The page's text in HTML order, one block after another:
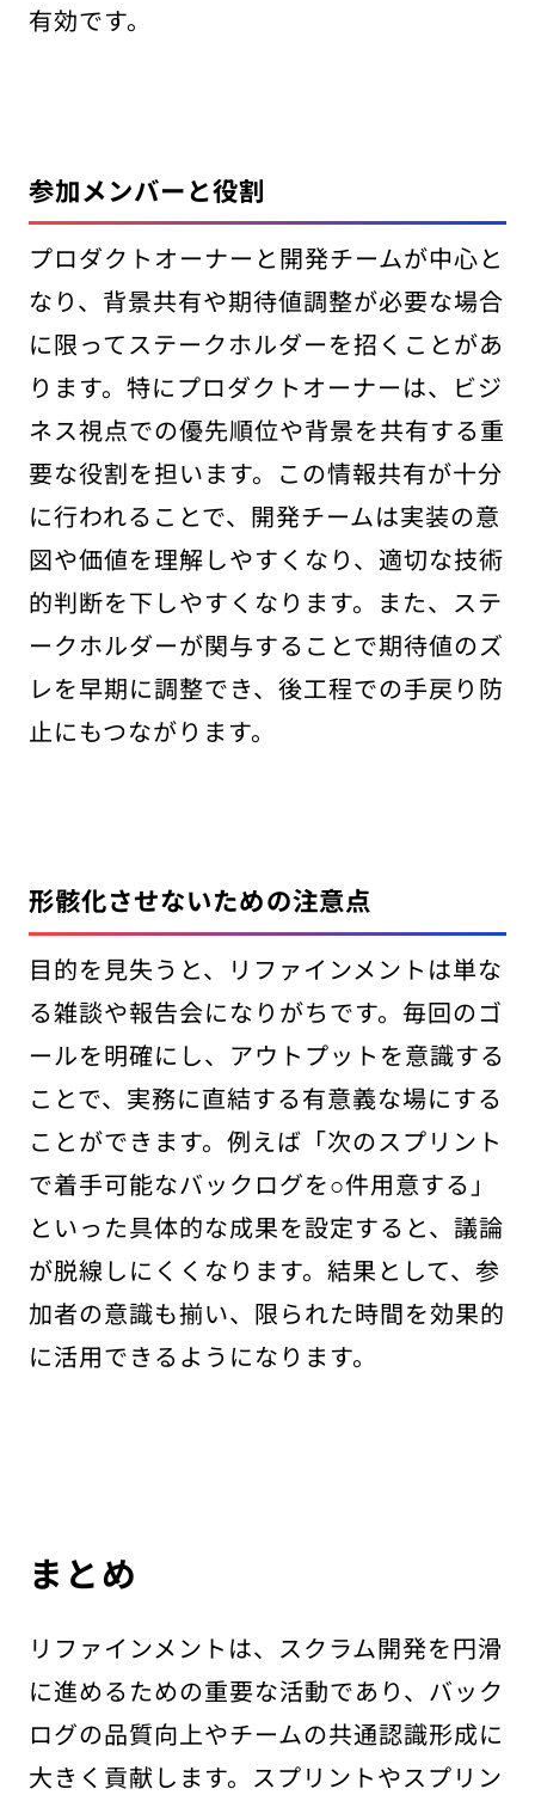
有効です。
参加メンバーと役割
プロダクトオーナーと開発チームが中心と
なり、背景共有や期待値調整が必要な場合
に限ってステークホルダーを招くことがあ
ります。特にプロダクトオーナーは、ビジ
ネス視点での優先順位や背景を共有する重
要な役割を担います。この情報共有が十分
に行われることで、開発チームは実装の意
図や価値を理解しやすくなり、適切な技術
的判断を下しやすくなります。また、ステ
ークホルダーが関与することで期待値のズ
レを早期に調整でき、後工程での手戻り防
止にもつながります。
形骸化させないための注意点
目的を見失うと、リファインメントは単な
る雑談や報告会になりがちです。毎回のゴ
ールを明確にし、アウトプットを意識する
ことで、実務に直結する有意義な場にする
ことができます。例えば「次のスプリント
で着手可能なバックログを○件用意する」
といった具体的な成果を設定すると、議論
が脱線しにくくなります。結果として、参
加者の意識も揃い、限られた時間を効果的
に活用できるようになります。
まとめ
リファインメントは、スクラム開発を円滑
に進めるための重要な活動であり、バック
ログの品質向上やチームの共通認識形成に
大きく貢献します。スプリントやスプリン